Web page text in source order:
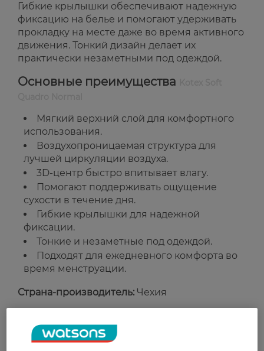
Гибкие крылышки обеспечивают надежную
фиксацию на белье и помогают удерживать
прокладку на месте даже во время активного
движения. Тонкий дизайн делает их
практически незаметными под одеждой.
Основные преимущества
Мягкий верхний слой для комфортного
использования.
Воздухопроницаемая структура для
лучшей циркуляции воздуха.
3D-центр быстро впитывает влагу.
Помогают поддерживать ощущение
сухости в течение дня.
Гибкие крылышки для надежной
фиксации.
Тонкие и незаметные под одеждой.
Подходят для ежедневного комфорта во
время менструации.
Страна-производитель: Чехия
Рейтинг и отзывы